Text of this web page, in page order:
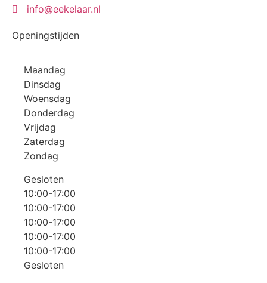
info@eekelaar.nl
Openingstijden
Maandag
Dinsdag
Woensdag
Donderdag
Vrijdag
Zaterdag
Zondag
Gesloten
10:00-17:00
10:00-17:00
10:00-17:00
10:00-17:00
10:00-17:00
Gesloten